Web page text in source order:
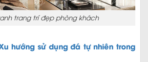
trang trí đẹp phòng khách
hướng sử dụng đá tự nhiên trong